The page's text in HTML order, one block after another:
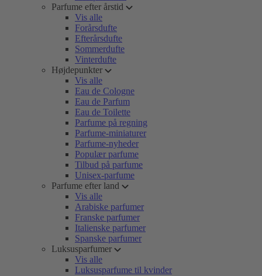
Parfume efter årstid
Vis alle
Forårsdufte
Efterårsdufte
Sommerdufte
Vinterdufte
Højdepunkter
Vis alle
Eau de Cologne
Eau de Parfum
Eau de Toilette
Parfume på regning
Parfume-miniaturer
Parfume-nyheder
Populær parfume
Tilbud på parfume
Unisex-parfume
Parfume efter land
Vis alle
Arabiske parfumer
Franske parfumer
Italienske parfumer
Spanske parfumer
Luksusparfumer
Vis alle
Luksusparfume til kvinder